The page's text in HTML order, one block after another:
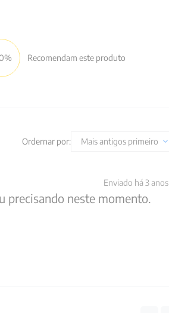
Recomendam este produto
Ordernar por: Mais antigos primeiro
Enviado há 3 anos
precisando neste momento.